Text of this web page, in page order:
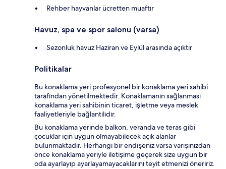
Rehber hayvanlar ücretten muaftır
Havuz, spa ve spor salonu (varsa)
Sezonluk havuz Haziran ve Eylül arasında açıktır
Politikalar
Bu konaklama yeri profesyonel bir konaklama yeri sahibi
tarafından yönetilmektedir. Konaklamanın sağlanması
konaklama yeri sahibinin ticaret, işletme veya meslek
faaliyetleriyle bağlantılıdır.
Bu konaklama yerinde balkon, veranda ve teras gibi
çocuklar için uygun olmayabilecek açık alanlar
bulunmaktadır. Herhangi bir endişeniz varsa varışınızdan
önce konaklama yeriyle iletişime geçerek size uygun bir
oda ayarlayıp ayarlayamayacaklarını teyit etmenizi öneririz.